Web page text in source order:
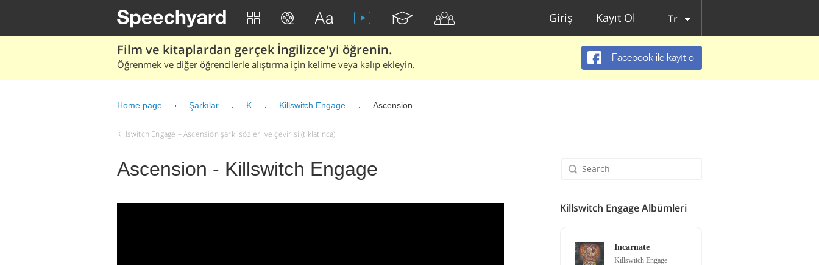
Giriş Kayıt Ol Tr
Film ve kitaplardan gerçek İngilizce'yi öğrenin.
Öğrenmek ve diğer öğrencilerle alıştırma için kelime veya kalıp ekleyin.
Facebook ile kayıt ol
Home page Şarkılar K Killswitch Engage Ascension
Killswitch Engage – Ascension şarkı sözleri ve çevirisi (tıklatınca)
Ascension - Killswitch Engage
Killswitch Engage Albümleri
Incarnate
Killswitch Engage